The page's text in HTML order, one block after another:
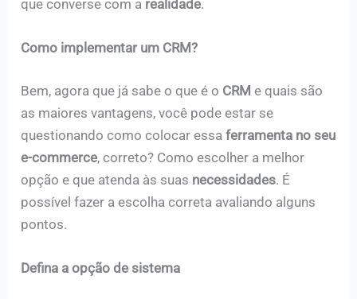
que converse com a realidade.
Como implementar um CRM?
Bem, agora que já sabe o que é o CRMe quais são
as maiores vantagens, você pode estar se
questionando como colocar essaferramenta no seu
e-commerce, correto? Como escolher a melhor
opção e que atenda às suas necessidades. É
possível fazer a escolha correta avaliando alguns
pontos.
Defina a opção de sistema